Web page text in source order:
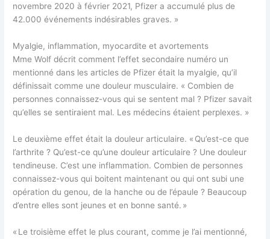
novembre 2020 à février 2021, Pfizer a accumulé plus de
42.000 événements indésirables graves. »
Myalgie, inflammation, myocardite et avortements
Mme Wolf décrit comment l’effet secondaire numéro un
mentionné dans les articles de Pfizer était la myalgie, qu’il
définissait comme une douleur musculaire. « Combien de
personnes connaissez-vous qui se sentent mal ? Pfizer savait
qu’elles se sentiraient mal. Les médecins étaient perplexes. »
Le deuxième effet était la douleur articulaire. « Qu’est-ce que
l’arthrite ? Qu’est-ce qu’une douleur articulaire ? Une douleur
tendineuse. C’est une inflammation. Combien de personnes
connaissez-vous qui boitent maintenant ou qui ont subi une
opération du genou, de la hanche ou de l’épaule ? Beaucoup
d’entre elles sont jeunes et en bonne santé. »
« Le troisième effet le plus courant, comme je l’ai mentionné,